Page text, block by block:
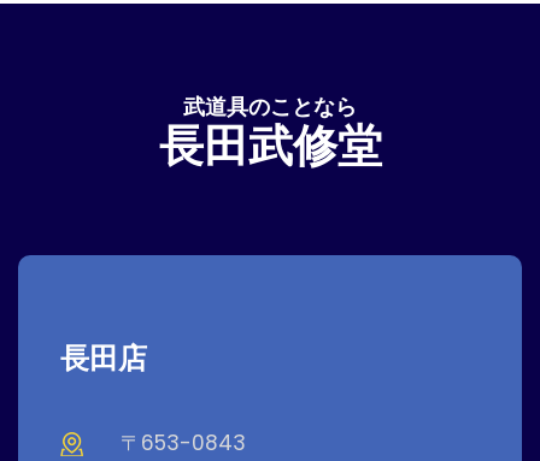
武道具のことなら
長田武修堂
長田店
〒653-0843